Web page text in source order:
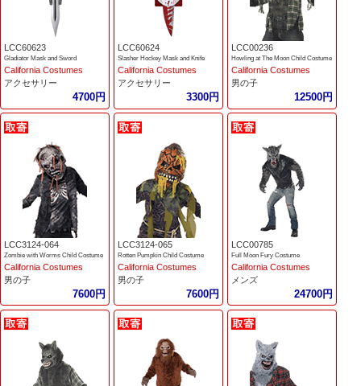
LCC60623
Gladiator Mask and Sword
California Costumes
アクセサリー
4700円
LCC60624
Slasher Hockey Mask and Knife
California Costumes
アクセサリー
3300円
LCC00236
Howling at The Moon Child Costume
California Costumes
男の子
12500円
LCC3124-064
Zombie with Worms Child Costume
California Costumes
男の子
7600円
LCC3124-065
Rotten Pumpkin Child Costume
California Costumes
男の子
7600円
LCC00785
Full Moon Fury Costume
California Costumes
メンズ
24700円